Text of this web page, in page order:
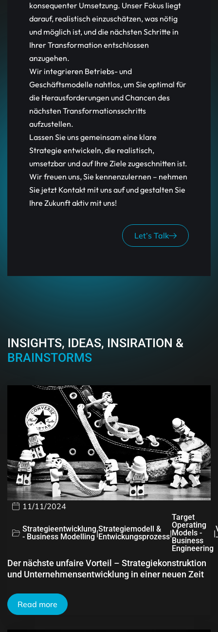
konsequenter Umsetzung. Unser Fokus liegt
darauf, realistisch einzuschätzen, was nötig
und möglich ist, und die nächsten Schritte in
Ihrer Transformation entschlossen
anzugehen.
Wir integrieren Betriebs- und
Geschäftsmodelle nahtlos, um Sie optimal für
die Herausforderungen und Chancen des
nächsten Transformationsschritts
aufzustellen.
Lassen Sie uns gemeinsam eine klare
Strategie entwickeln, die realistisch,
umsetzbar und auf Ihre Ziele zugeschnitten ist.
Wir freuen uns, Sie kennenzulernen – nehmen
Sie jetzt Kontakt mit uns auf und gestalten Sie
Ihre Zukunft aktiv mit uns!
Let’s Talk
INSIGHTS, IDEAS, INSIRATION &
BRAINSTORMS
11/11/2024
Strategieentwicklung
- Business Modelling |Strategiemodell &
Entwickungsprozess|
Target
Operating
Models -
Business
Engineering
|
Der nächste unfaire Vorteil – Strategiekonstruktion
und Unternehmensentwicklung in einer neuen Zeit
Read more